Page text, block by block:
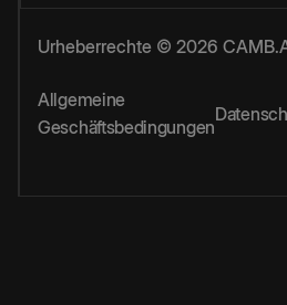
Urheberrechte © 2026
Allgemeine
Geschäftsbedingungen